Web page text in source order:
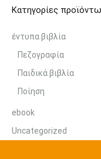
Κατηγορίες
έντυπα βιβλία
Πεζογραφία
Παιδικά βιβλία
Ποίηση
ebook
Uncategorized